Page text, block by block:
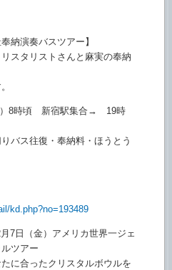
納演奏バスツアー】
リスタリストさんと麻実の奉納
）8時頃 新宿駅集合→ 19時
バス往復・奉納料・ ほうとう
kd.php?no=193489
7日（金） アメリカ世界一ジェ
ツアー
に合ったクリスタルボウルを